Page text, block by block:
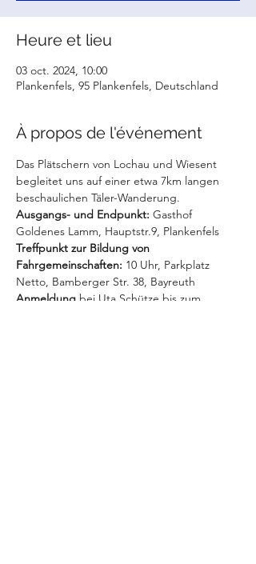
Heure et lieu
03 oct. 2024, 10:00
Plankenfels, 95 Plankenfels, Deutschland
À propos de l'événement
Das Plätschern von Lochau und Wiesent
begleitet uns auf einer etwa 7km langen
beschaulichen Täler-Wanderung.
Ausgangs- und Endpunkt: Gasthof
Goldenes Lamm, Hauptstr.9, Plankenfels
Treffpunkt zur Bildung von
Fahrgemeinschaften: 10 Uhr, Parkplatz
Netto, Bamberger Str. 38, Bayreuth
Anmeldung bei Uta Schütze bis zum